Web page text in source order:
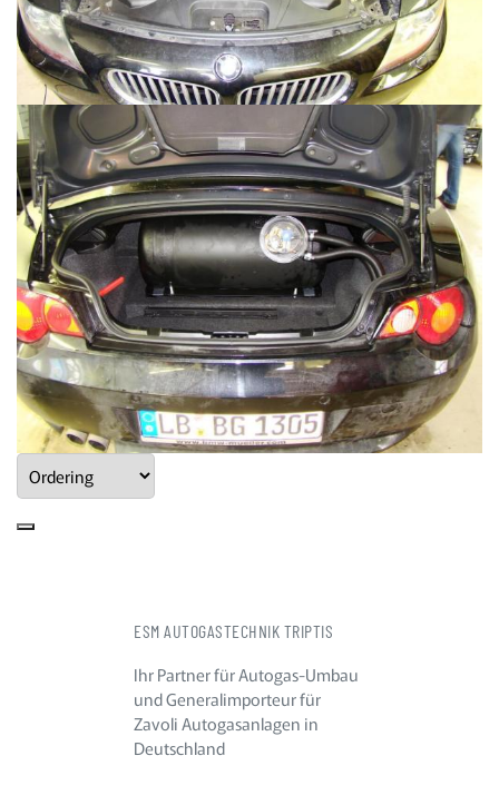
ESM AUTOGASTECHNIK TRIPTIS
Ihr Partner für Autogas-Umbau
und Generalimporteur für
Zavoli Autogasanlagen in
Deutschland